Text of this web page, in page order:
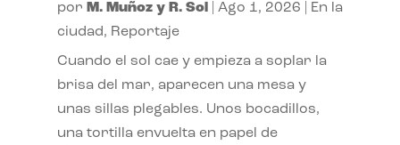
por M. Muñoz y R. Sol| Ago 1, 2026
En la
ciudad, Reportaje
Cuando el sol cae y empieza a soplar la
brisa del mar, aparecen una mesa y
unas sillas plegables. Unos bocadillos,
una tortilla envuelta en papel de